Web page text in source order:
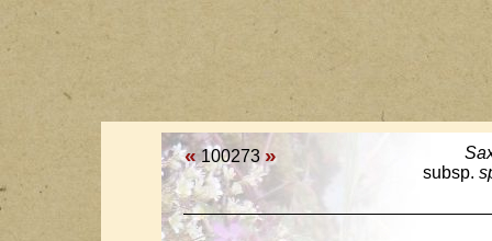
« 100273 »
subsp.